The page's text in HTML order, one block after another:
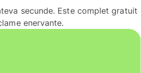
secunde. Este complet gratuit
enervante.